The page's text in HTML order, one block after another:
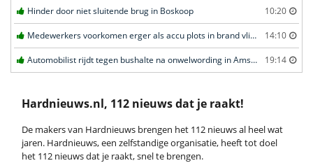
Hinder door niet sluitende brug in Boskoop 10:20
Medewerkers voorkomen erger als accu plots in brand vliegt in Amersfoort 14:10
Automobilist rijdt tegen bushalte na onwelwording in Amsterdam 19:14
Hardnieuws.nl, 112 nieuws dat je raakt!
De makers van Hardnieuws brengen het 112 nieuws al heel wat
jaren. Hardnieuws, een zelfstandige organisatie, heeft tot doel
het 112 nieuws dat je raakt, snel te brengen.